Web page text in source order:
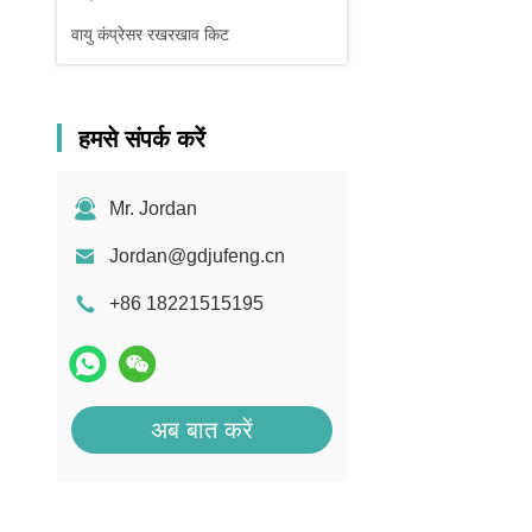
वायु कंप्रेसर रखरखाव किट
हमसे संपर्क करें
Mr. Jordan
Jordan@gdjufeng.cn
+86 18221515195
अब बात करें